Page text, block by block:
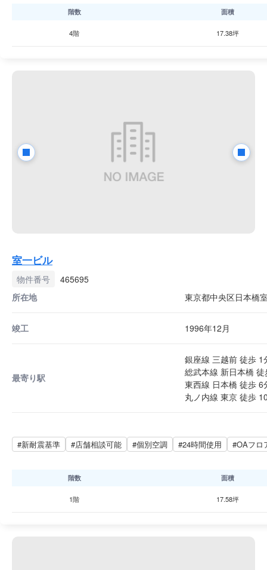
階数 面積
4階 17.38坪
室一ビル
物件番号
465695
所在地
東京都中央区日本橋
竣工 1996年12月
最寄り駅
銀座線 三越前 徒歩 1
総武本線 新日本橋
東西線 日本橋 徒歩 6
丸ノ内線 東京 徒歩
#新耐震基準 #店舗相談可能 #個別空調 #24時間使用 #OAフロ
階数 面積
1階 17.58坪